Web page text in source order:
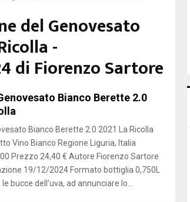
del Genovesato
-
di Fiorenzo Sartore
Bianco Berette 2.0
Bianco Berette 2.0 2021 La Ricolla
Vino Bianco Regione Liguria, Italia
Prezzo 24,40 € Autore Fiorenzo Sartore
19/12/2024 Formato bottiglia 0,750L
bucce dell’uva, ad annunciare lo...